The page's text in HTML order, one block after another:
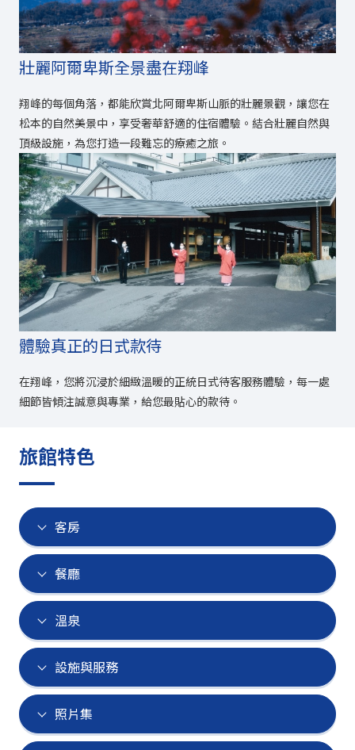
壯麗阿爾卑斯全景盡在翔峰
翔峰的每個角落，都能欣賞北阿爾卑斯山脈的壯麗景觀，讓您在
松本的自然美景中，享受奢華舒適的住宿體驗。結合壯麗自然與
頂級設施，為您打造一段難忘的療癒之旅。
體驗真正的日式款待
在翔峰，您將沉浸於細緻溫暖的正統日式待客服務體驗，每一處
細節皆傾注誠意與專業，給您最貼心的款待。
旅館特色
客房
餐廳
溫泉
設施與服務
照片集